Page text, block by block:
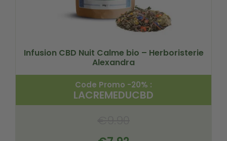
Infusion CBD Nuit Calme bio – Herboristerie
Alexandra
Code Promo -20% :
LACREMEDUCBD